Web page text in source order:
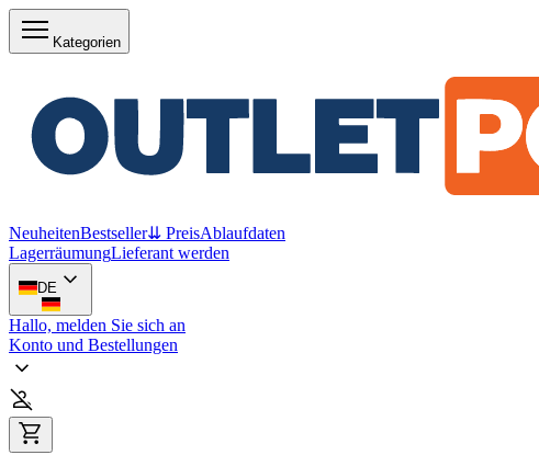
Kategorien
NeuheitenBestseller⇊ PreisAblaufdaten
LagerräumungLieferant werden
DE
Hallo, melden Sie sich an
Konto und Bestellungen